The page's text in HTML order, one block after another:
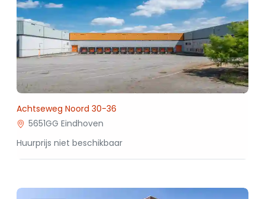
Achtseweg Noord 30-36
5651GG Eindhoven
Huurprijs niet beschikbaar